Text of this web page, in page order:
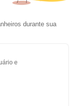
?